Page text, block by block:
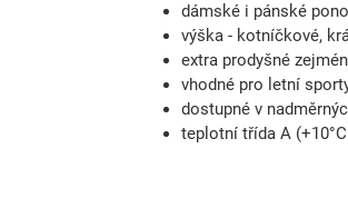
dámské i pánské
výška - kotníčkové,
extra prodyšné
vhodné pro letní
dostupné v
teplotní třída A